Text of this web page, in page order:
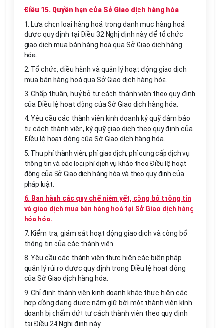
Điều 15. Quyền hạn của Sở Giao dịch hàng hóa
1. Lựa chọn loại hàng hoá trong danh mục hàng hoá
được quy định tại Điều 32 Nghị định này để tổ chức
giao dịch mua bán hàng hoá qua Sở Giao dịch hàng
hóa.
2. Tổ chức, điều hành và quản lý hoạt động giao dịch
mua bán hàng hoá qua Sở Giao dịch hàng hóa.
3. Chấp thuận, huỷ bỏ tư cách thành viên theo quy định
của Điều lệ hoạt động của Sở Giao dịch hàng hóa.
4. Yêu cầu các thành viên kinh doanh ký quỹ đảm bảo
tư cách thành viên, ký quỹ giao dịch theo quy định của
Điều lệ hoạt động của Sở Giao dịch hàng hóa.
5. Thu phí thành viên, phí giao dịch, phí cung cấp dịch vụ
thông tin và các loại phí dịch vụ khác theo Điều lệ hoạt
động của Sở Giao dịch hàng hóa và theo quy định của
pháp luật.
6. Ban hành các quy chế niêm yết, công bố thông tin
và giao dịch mua bán hàng hoá tại Sở Giao dịch hàng
hóa hóa.
7. Kiểm tra, giám sát hoạt động giao dịch và công bố
thông tin của các thành viên.
8. Yêu cầu các thành viên thực hiện các biện pháp
quản lý rủi ro được quy định trong Điều lệ hoạt động
của Sở Giao dịch hàng hóa.
9. Chỉ định thành viên kinh doanh khác thực hiện các
hợp đồng đang được nắm giữ bởi một thành viên kinh
doanh bị chấm dứt tư cách thành viên theo quy định
tại Điều 24 Nghị định này.